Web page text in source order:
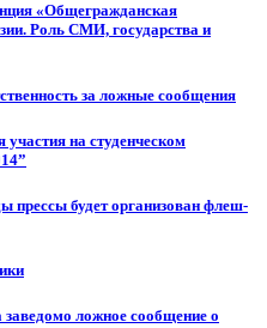
«Общегражданская
Роль СМИ, государства и
за ложные сообщения
на студенческом
прессы будет организован флеш-
ложное сообщение о